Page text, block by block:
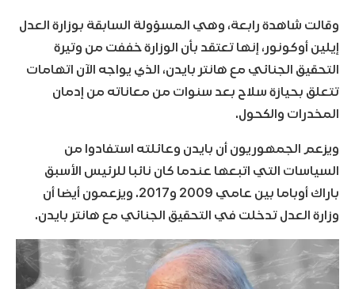
وقالت شاهدة رابعة، وهي المسؤولة السابقة بوزارة العدل
إيلين أوكونور، إنها تعتقد بأن الوزارة خففت من وتيرة
التحقيق الجنائي مع هانتر بايدن، الذي يواجه الآن اتهامات
تتعلق بحيازة سلاح بعد سنوات من معاناته من إدمان
المخدرات والكحول.
ويزعم الجمهوريون أن بايدن وعائلته استفادوا من
السياسات التي اتبعها عندما كان نائبا للرئيس الأسبق
باراك أوباما بين عامي 2009 و2017. ويزعمون أيضا أن
وزارة العدل تدخلت في التحقيق الجنائي مع هانتر بايدن.